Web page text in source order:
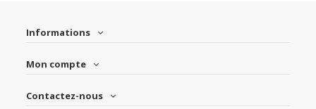
Informations
Mon compte
Contactez-nous